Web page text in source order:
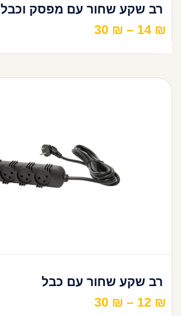
רב שקע שחור עם מפסק וכבל
14 ₪
–
30 ₪
רב שקע שחור עם כבל
12 ₪
–
30 ₪